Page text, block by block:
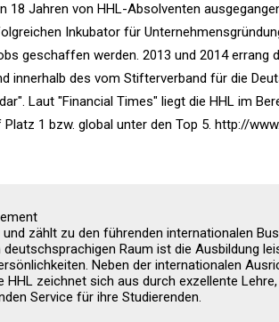
18 Jahren von HHL-Absolventen
Inkubator für
geschaffen werden. 2013 und 2014 errang
innerhalb des vom Stifterverband für die
Laut "Financial Times" liegt die HHL im
1 bzw. global unter den Top 5. http://
zählt zu den führenden internationalen
Raum ist die Ausbildung
Neben der internationalen
HHL zeichnet sich aus durch exzellente
Service für ihre Studierenden.